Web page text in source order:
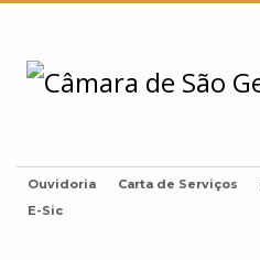
Ouvidoria Carta de Serviços
E-Sic